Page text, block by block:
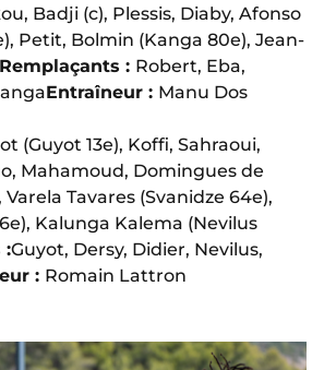
Badji (c), Plessis, Diaby, Afonso
Petit, Bolmin (Kanga 80e), Jean-
Remplaçants : Robert, Eba,
Entraîneur : Manu Dos
(Guyot 13e), Koffi, Sahraoui,
Mahamoud, Domingues de
Tavares (Svanidze 64e),
Kalunga Kalema (Nevilus
:Guyot, Dersy, Didier, Nevilus,
: Romain Lattron